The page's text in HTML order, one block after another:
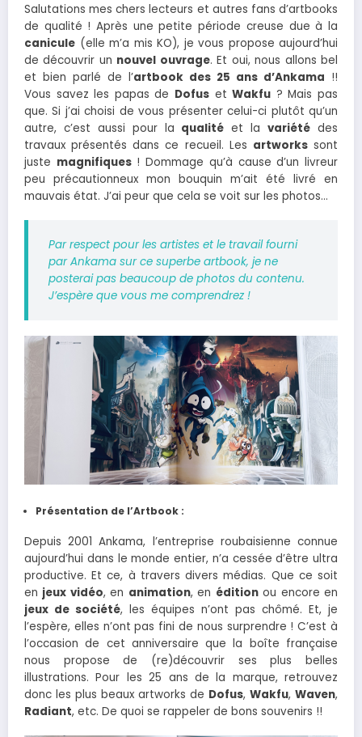
Salutations mes chers lecteurs et autres fans d’artbooks
de qualité ! Après une petite période creuse due à la
canicule (elle m’a mis KO), je vous propose aujourd’hui
de découvrir un nouvel ouvrage. Et oui, nous allons bel
et bien parlé de l’artbook des 25 ans d’Ankama !!
Vous savez les papas de Dofus etWakfu ? Mais pas
que. Si j’ai choisi de vous présenter celui-ci plutôt qu’un
autre, c’est aussi pour la qualité et lavariété des
travaux présentés dans ce recueil. Les artworkssont
juste magnifiques! Dommage qu’à cause d’un livreur
peu précautionneux mon bouquin m’ait été livré en
mauvais état. J’ai peur que cela se voit sur les photos…
Par respect pour les artistes et le travail fourni
par Ankama sur ce superbe artbook, je ne
posterai pas beaucoup de photos du contenu.
J’espère que vous me comprendrez !
Présentation de l’Artbook :
Depuis 2001 Ankama, l’entreprise roubaisienne connue
aujourd’hui dans le monde entier, n’a cessée d’être ultra
productive. Et ce, à travers divers médias. Que ce soit
en jeux vidéo, en animation, en éditionou encore en
jeux de société, les équipes n’ont pas chômé. Et, je
l’espère, elles n’ont pas fini de nous surprendre ! C’est à
l’occasion de cet anniversaire que la boîte française
nous propose de (re)découvrir ses plus belles
illustrations. Pour les 25 ans de la marque, retrouvez
donc les plus beaux artworks de Dofus, Wakfu, Waven,
Radiant, etc. De quoi se rappeler de bons souvenirs !!